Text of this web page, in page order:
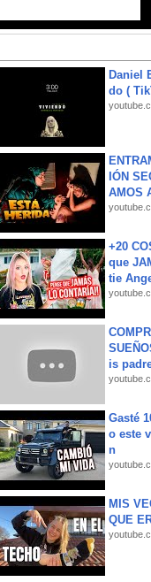
Daniel
do (
IÓN
AMOS
+20
que
tie
is
Gasté
o este
n
MIS
QUE